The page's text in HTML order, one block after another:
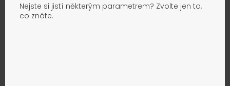
Nejste si jistí některým parametrem? Zvolte jen to,
co znáte.